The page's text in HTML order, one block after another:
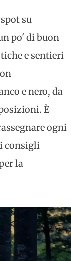
su
po' di buon
e sentieri
e nero, da
È
ogni
consigli
la